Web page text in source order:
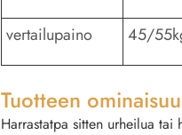
vertailupaino 45/
Tuotteen
Harrastatpa sitten urheilua